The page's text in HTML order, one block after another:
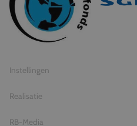
Algemene voorwaarden
Privacy statement
Instellingen
Realisatie
RB-Media